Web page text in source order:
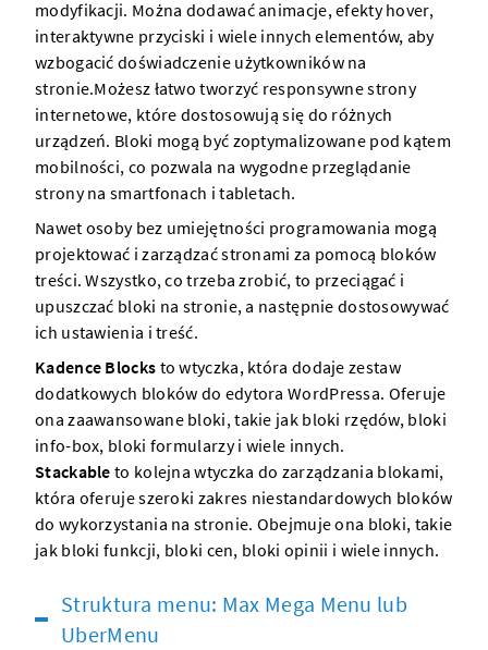
modyfikacji. Można dodawać animacje, efekty hover,
interaktywne przyciski i wiele innych elementów, aby
wzbogacić doświadczenie użytkowników na
stronie.Możesz łatwo tworzyć responsywne strony
internetowe, które dostosowują się do różnych
urządzeń. Bloki mogą być zoptymalizowane pod kątem
mobilności, co pozwala na wygodne przeglądanie
strony na smartfonach i tabletach.
Nawet osoby bez umiejętności programowania mogą
projektować i zarządzać stronami za pomocą bloków
treści. Wszystko, co trzeba zrobić, to przeciągać i
upuszczać bloki na stronie, a następnie dostosowywać
ich ustawienia i treść.
Kadence Blocks to wtyczka, która dodaje zestaw
dodatkowych bloków do edytora WordPressa. Oferuje
ona zaawansowane bloki, takie jak bloki rzędów, bloki
info-box, bloki formularzy i wiele innych.
Stackable to kolejna wtyczka do zarządzania blokami,
która oferuje szeroki zakres niestandardowych bloków
do wykorzystania na stronie. Obejmuje ona bloki, takie
jak bloki funkcji, bloki cen, bloki opinii i wiele innych.
Struktura menu: Max Mega Menu lub
UberMenu